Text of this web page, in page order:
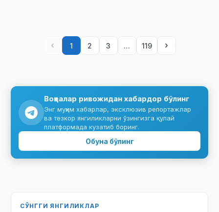
‹ 1 2 3 … 119 ›
Воқеалар ривожидан хабардор бўлинг
Энг муҳим хабарлар, эксклюзив репортажлар
ва тезкор янгиликларни ўзингизга қулай
платформада кузатиб боринг.
Обуна бўлинг
СЎНГГИ ЯНГИЛИКЛАР